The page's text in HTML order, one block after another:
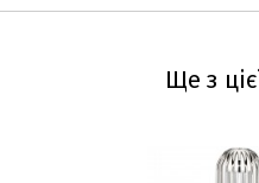
Ще з